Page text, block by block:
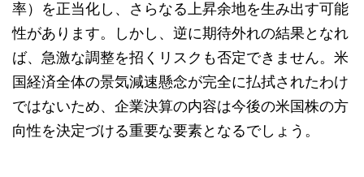
率）を正当化し、さらなる上昇余地を生み出す可能
性があります。しかし、逆に期待外れの結果となれ
ば、急激な調整を招くリスクも否定できません。米
国経済全体の景気減速懸念が完全に払拭されたわけ
ではないため、企業決算の内容は今後の米国株の方
向性を決定づける重要な要素となるでしょう。